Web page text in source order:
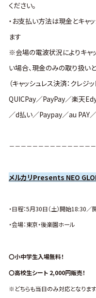
ください。
・お支払い方法は現金とキャ
ます
※会場の電波状況によりキャ
い場合、現金のみの取り扱い
（キャッシュレス決済：クレ
QUICPay／PayPay／楽天
／d払い／Paypay／au PAY／
－－－－－－－－－－－－－－
メルカリPresents NEO
・日程：5月30日（土）開始18:30
・会場：東京・後楽園ホール
〇小中学生入場無料！
〇高校生シート 2,000円販売！
※どちらも当日のみ対応となります